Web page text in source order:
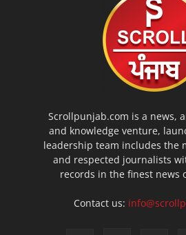
Scrollpunjab.com is a news,
and knowledge venture,
leadership team includes the
and respected journalists
records in the finest news
Contact us: